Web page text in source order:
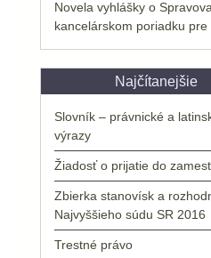
Novela vyhlášky o
kancelárskom poriadku pre
Najčítanejšie
Slovník – právnické a
výrazy
Žiadosť o prijatie do
Zbierka stanovísk a
Najvyššieho súdu SR 2016
Trestné právo